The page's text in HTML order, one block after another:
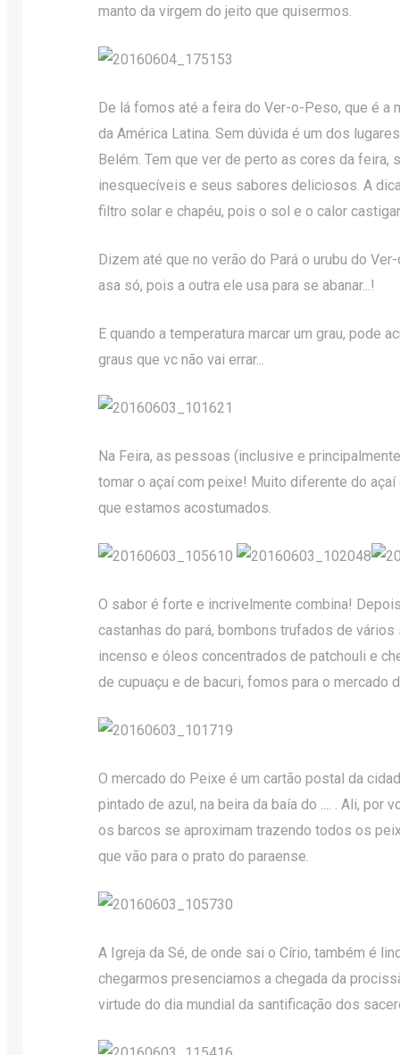
manto da virgem do jeito que quisermos.
De lá fomos até a feira do Ver-o-Peso, que é a
da América Latina. Sem dúvida é um dos
Belém. Tem que ver de perto as cores da feira,
inesquecíveis e seus sabores deliciosos. A
filtro solar e chapéu, pois o sol e o calor
Dizem até que no verão do Pará o urubu do
asa só, pois a outra ele usa para se abanar...!
E quando a temperatura marcar um grau, pode
graus que vc não vai errar...
Na Feira, as pessoas (inclusive e
tomar o açaí com peixe! Muito diferente do açaí
que estamos acostumados.
O sabor é forte e incrivelmente combina!
castanhas do pará, bombons trufados de
incenso e óleos concentrados de patchouli e
de cupuaçu e de bacuri, fomos para o mercado
O mercado do Peixe é um cartão postal da
pintado de azul, na beira da baía do .... . Ali, por
os barcos se aproximam trazendo todos os
que vão para o prato do paraense.
A Igreja da Sé, de onde sai o Círio, também é
chegarmos presenciamos a chegada da
virtude do dia mundial da santificação dos